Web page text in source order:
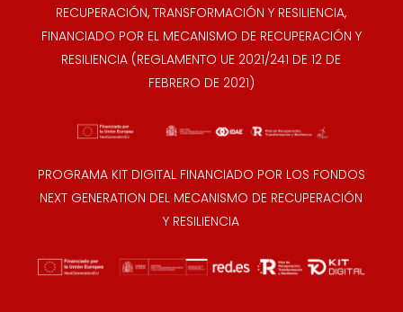
RECUPERACIÓN, TRANSFORMACIÓN Y RESILIENCIA,
FINANCIADO POR EL MECANISMO DE RECUPERACIÓN Y
RESILIENCIA (REGLAMENTO UE 2021/241 DE 12 DE
FEBRERO DE 2021)
PROGRAMA KIT DIGITAL FINANCIADO POR LOS FONDOS
NEXT GENERATION DEL MECANISMO DE RECUPERACIÓN
Y RESILIENCIA